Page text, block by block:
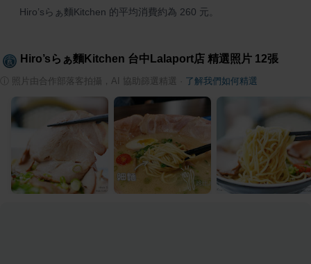
Hiro’sらぁ麵Kitchen 的平均消費約為 260 元。
Hiro’sらぁ麵Kitchen 台中Lalaport店 精選照片 12張
照片由合作部落客拍攝，AI 協助篩選精選 了解我們如何精選